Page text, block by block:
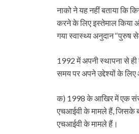
नाको ने यह नहीं बताया कि
करने के लिए इस्तेमाल किया
गया स्वास्थ्य अनुदान ‘‘पुरुष
1992 में अपनी स्थापना से
समय पर अपने उद्देश्यों के
क) 1998 के आखिर में एक संसदीय
एचआईवी के मामले हैं, जिसके
एचआईवी के मामले हैं।